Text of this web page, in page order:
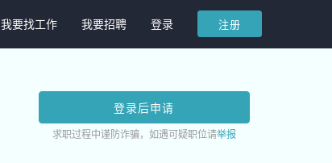
我要找工作 我要招聘 登录 注册
登录后申请
求职过程中谨防诈骗，如遇可疑职位请举报